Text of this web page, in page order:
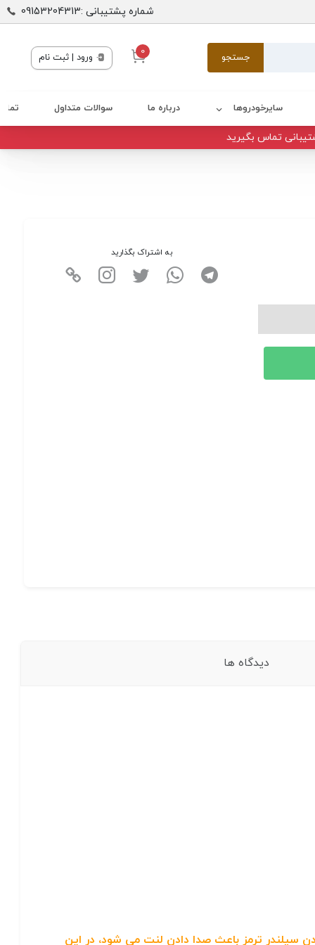
شماره پشتیبانی :09153204313
جستجو 0 ورود | ثبت نام
سایرخودروها درباره ما سوالات متداول
تماس بگیرید
به اشتراک بگذارید
دیدگاه ها
سیلندر ترمز باعث صدا دادن لنت می شود، در این